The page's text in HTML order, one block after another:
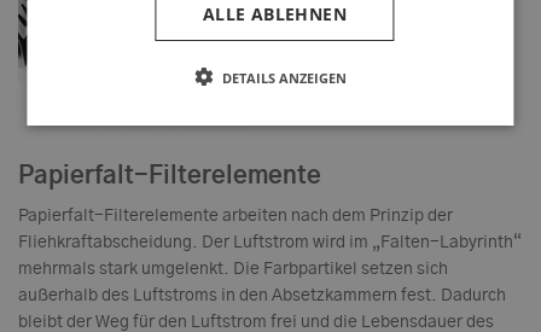
Papierfalt-Filterelemente
Papierfalt-Filterelemente arbeiten nach dem Prinzip der
Fliehkraftabscheidung. Der Luftstrom wird im „Falten-Labyrinth“
mehrmals stark umgelenkt. Die Farbpartikel setzen sich
außerhalb des Luftstroms in den Absetzkammern fest. Dadurch
bleibt der Weg für den Luftstrom frei und die Lebensdauer des
ALLE ABLEHNEN
DETAILS ANZEIGEN